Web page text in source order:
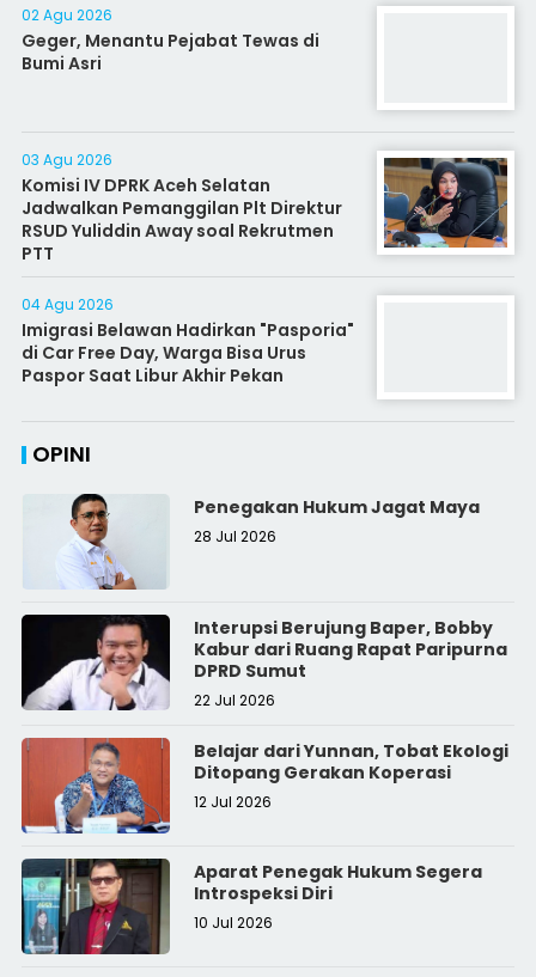
02 Agu 2026
Geger, Menantu Pejabat Tewas di
Bumi Asri
03 Agu 2026
Komisi IV DPRK Aceh Selatan
Jadwalkan Pemanggilan Plt Direktur
RSUD Yuliddin Away soal Rekrutmen
PTT
04 Agu 2026
Imigrasi Belawan Hadirkan "Pasporia"
di Car Free Day, Warga Bisa Urus
Paspor Saat Libur Akhir Pekan
OPINI
Penegakan Hukum Jagat Maya
28 Jul 2026
Interupsi Berujung Baper, Bobby
Kabur dari Ruang Rapat Paripurna
DPRD Sumut
22 Jul 2026
Belajar dari Yunnan, Tobat Ekologi
Ditopang Gerakan Koperasi
12 Jul 2026
Aparat Penegak Hukum Segera
Introspeksi Diri
10 Jul 2026